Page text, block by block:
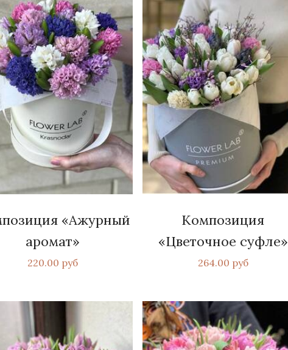
«Ажурный
аромат»
220.00 руб
Композиция
«Цветочное суфле»
264.00 руб